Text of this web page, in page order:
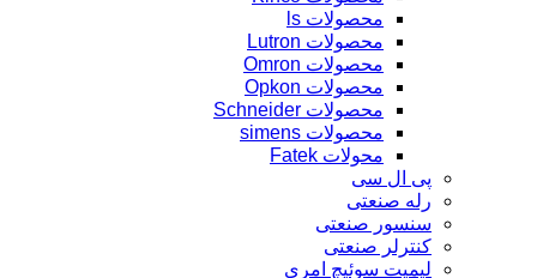
محصولات Balluff
محصولات Delta
محصولات Hanyoung
محصولات Kinco
محصولات ls
محصولات Lutron
محصولات Omron
محصولات Opkon
محصولات Schneider
محصولات simens
محولات Fatek
پی ال سی